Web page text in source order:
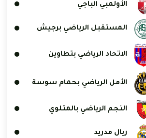
الأولمبي الباجي
المستقبل الرياضي برجيش
الاتحاد الرياضي بتطاوين
الأمل الرياضي بحمام سوسة
النجم الرياضي بالمتلوي
ريال مدريد